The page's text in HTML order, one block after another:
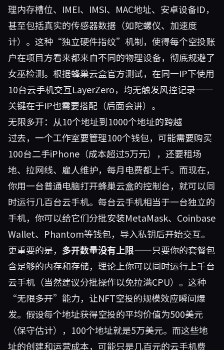
理内存槽位、IMEI、IMSI、MAC地址、安卓设备ID，
甚至包括真实的传感器数据（如陀螺仪、加速度
计）。这种“独立硬件指纹”机制，使得每个空投账
户在项目方看来都来自不同的物理设备，彻底规避了
女巫检测。根据蜂巢云盒官方测试，在同一IP下使用
10台云手机交互LayerZero，均无触发风控记录——
关键在于IP也需要搭配（后面会讲）。
无限多开：从10个地址到1000个地址的跨越
过去，一个工作室要管理100个钱包，可能需要购买
100台二手iPhone（成本超过5万元），还要租场
地、拉网线、雇人维护，每月电费都上千。而现在，
你用一台普通电脑打开蜂巢云盒的控制台，就可以同
时运行几百台云手机。每台云手机相当于一台独立的
手机，你可以给它们分批安装MetaMask、Coinbase
Wallet、Phantom等钱包，导入私钥后开始交互。
更重要的是， 多开数量没有上限——只要你的套餐包
含足够的内存和存储，理论上你可以同时运行上千台
云手机（当然建议分批操作以免拉满CPU）。这种
“无限多开”能力，让NFT空投的规模效应瞬间爆
发。假设每个地址获得空投的平均价值为500美元
（保守估计），100个地址就是5万美元。而这些地
址的创建和运营成本，可能只是几百元的云手机费